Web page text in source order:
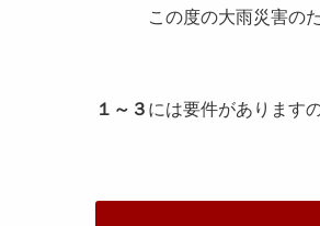
この度の大雨災害のた
１～３ には要件があります